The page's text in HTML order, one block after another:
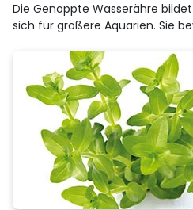
Die Genoppte Wasserähre
sich für größere Aquarien. Sie